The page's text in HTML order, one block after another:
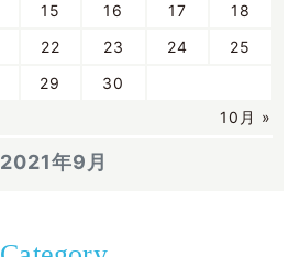
2021年9月
10月 »
15 16 17
18
22 23 24
25
29 30